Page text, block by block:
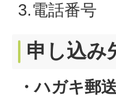
3.電話番号
申し込み
・ハガキ郵